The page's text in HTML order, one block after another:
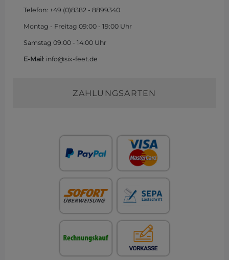
Telefon: +49 (0)8382 - 8899340
Montag - Freitag 09:00 - 19:00 Uhr
Samstag 09:00 - 14:00 Uhr
E-Mail: info@six-feet.de
ZAHLUNGSARTEN